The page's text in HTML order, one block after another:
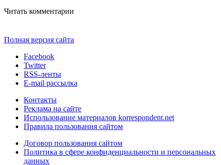
Читать комментарии
Полная версия сайта
Facebook
Twitter
RSS-ленты
E-mail рассылка
Контакты
Реклама на сайте
Использование материалов korrespondent.net
Правила пользования сайтом
Договор пользования сайтом
Политика в сфере конфиденциальности и персональных
данных